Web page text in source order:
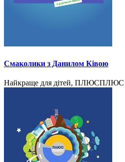
Смаколики з Данилом Ківою
Найкраще для дітей, ПЛЮСПЛЮС